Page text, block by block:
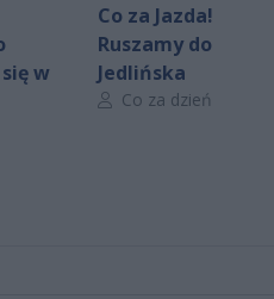
w
Co za Jazda!
Ruszamy do
Jedlińska
Autor artykułu:
Co za dzień